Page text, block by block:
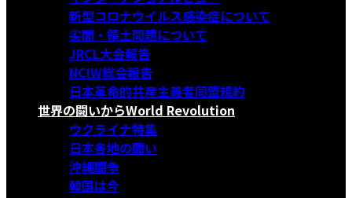
新型コロナウイルス感染症について
尖閣・領土問題について
JRCL大会報告
NCIW総会報告
日本革命的共産主義者同盟規約
世界の闘いからWorld Revolution
ウクライナ特集
日本各地の闘い
沖縄闘争
韓国は今